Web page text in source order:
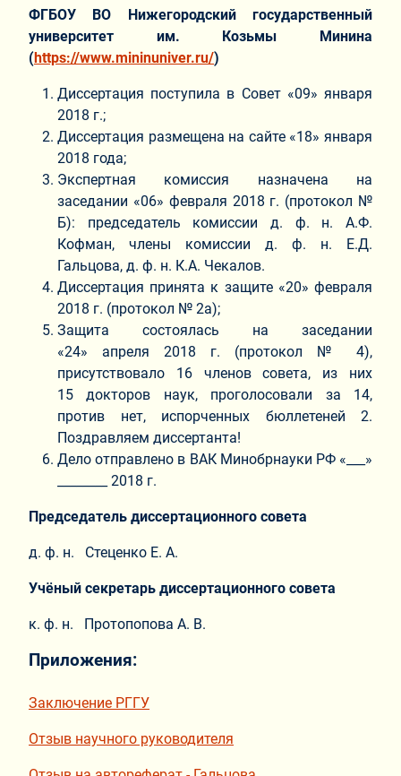
ФГБОУ ВО Нижегородский государственный
университет им. Козьмы Минина
(https://www.mininuniver.ru/)
Диссертация поступила в Совет «09» января
2018 г.;
Диссертация размещена на сайте «18» января
2018 года;
Экспертная комиссия назначена на
заседании «06» февраля 2018 г. (протокол №
Б): председатель комиссии д. ф. н. А.Ф.
Кофман, члены комиссии д. ф. н. Е.Д.
Гальцова, д. ф. н. К.А. Чекалов.
Диссертация принята к защите «20» февраля
2018 г. (протокол № 2а);
Защита состоялась на заседании
«24» апреля 2018 г. (протокол № 4),
присутствовало 16 членов совета, из них
15 докторов наук, проголосовали за 14,
против нет, испорченных бюллетеней 2.
Поздравляем диссертанта!
Дело отправлено в ВАК Минобрнауки РФ «___»
________ 2018 г.
Председатель диссертационного совета
д. ф. н. Стеценко Е. А.
Учёный секретарь диссертационного совета
к. ф. н. Протопопова А. В.
Приложения:
Заключение РГГУ
Отзыв научного руководителя